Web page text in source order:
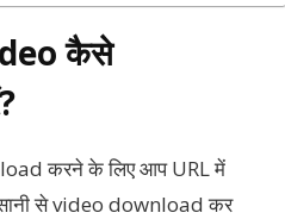
कैसे
करने के लिए आप URL में
से video download कर